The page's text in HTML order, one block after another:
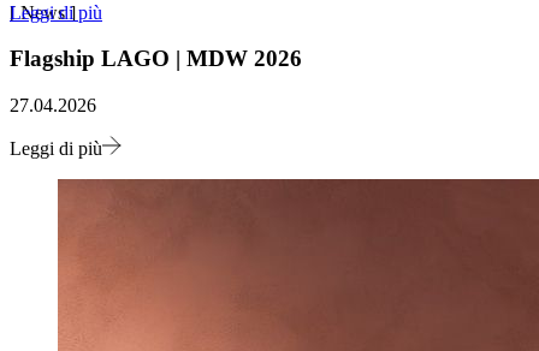
Leggi di più
[News]
Flagship LAGO | MDW 2026
27.04.2026
Leggi di più